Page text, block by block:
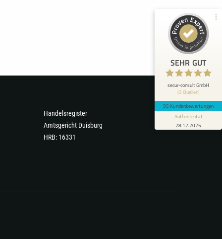
Handelsregister
Amtsgericht Duisburg
HRB: 16331
SEHR GUT
secur-consult GmbH
(2 Quellen)
95 Kundenbewertungen
Authentizität
28.12.2025
Bewertungen auf
ProvenExpert.com
Blick aufs ProvenExpert-Profil werfen
Christian K.
5
Ich habe ca. einmal im Jahr zur secur-consult
GmbH Kontakt, bzw. zu Herrn Hannecke, aber
wenn ich mal ein wi...